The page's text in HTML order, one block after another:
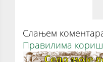
Слањем
Правилима